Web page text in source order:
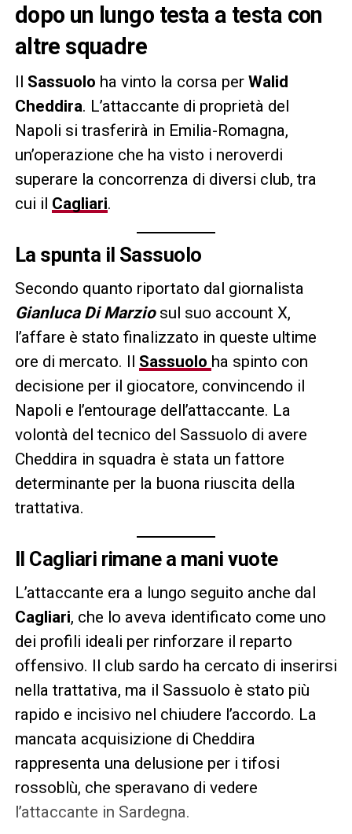
dopo un lungo testa a testa con
altre squadre
Il Sassuolo ha vinto la corsa per Walid
Cheddira. L’attaccante di proprietà del
Napoli si trasferirà in Emilia-Romagna,
un’operazione che ha visto i neroverdi
superare la concorrenza di diversi club, tra
cui il Cagliari.
La spunta il Sassuolo
Secondo quanto riportato dal giornalista
Gianluca Di Marziosul suo account X,
l’affare è stato finalizzato in queste ultime
ore di mercato. Il Sassuolo ha spinto con
decisione per il giocatore, convincendo il
Napoli e l’entourage dell’attaccante. La
volontà del tecnico del Sassuolo di avere
Cheddira in squadra è stata un fattore
determinante per la buona riuscita della
trattativa.
Il Cagliari rimane a mani vuote
L’attaccante era a lungo seguito anche dal
Cagliari, che lo aveva identificato come uno
dei profili ideali per rinforzare il reparto
offensivo. Il club sardo ha cercato di inserirsi
nella trattativa, ma il Sassuolo è stato più
rapido e incisivo nel chiudere l’accordo. La
mancata acquisizione di Cheddira
rappresenta una delusione per i tifosi
rossoblù, che speravano di vedere
l’attaccante in Sardegna.